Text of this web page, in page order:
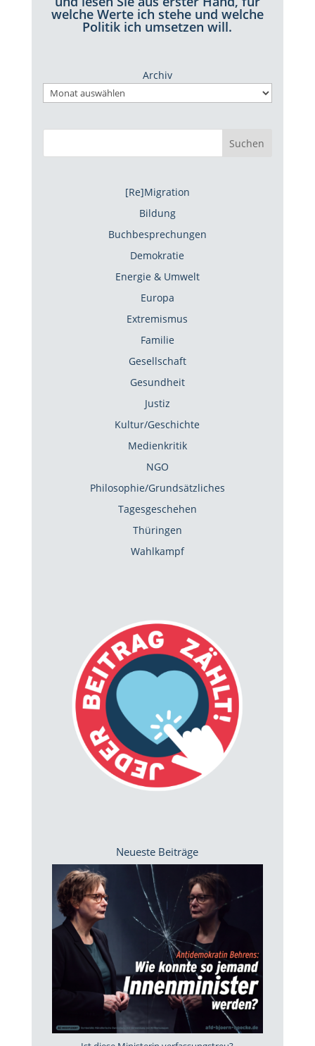
welche Werte ich stehe und welche
Politik ich umsetzen will.
Archiv
Suchen
[Re]Migration
Bildung
Buchbesprechungen
Demokratie
Energie & Umwelt
Europa
Extremismus
Familie
Gesellschaft
Gesundheit
Justiz
Kultur/Geschichte
Medienkritik
NGO
Philosophie/Grundsätzliches
Tagesgeschehen
Thüringen
Wahlkampf
Neueste Beiträge